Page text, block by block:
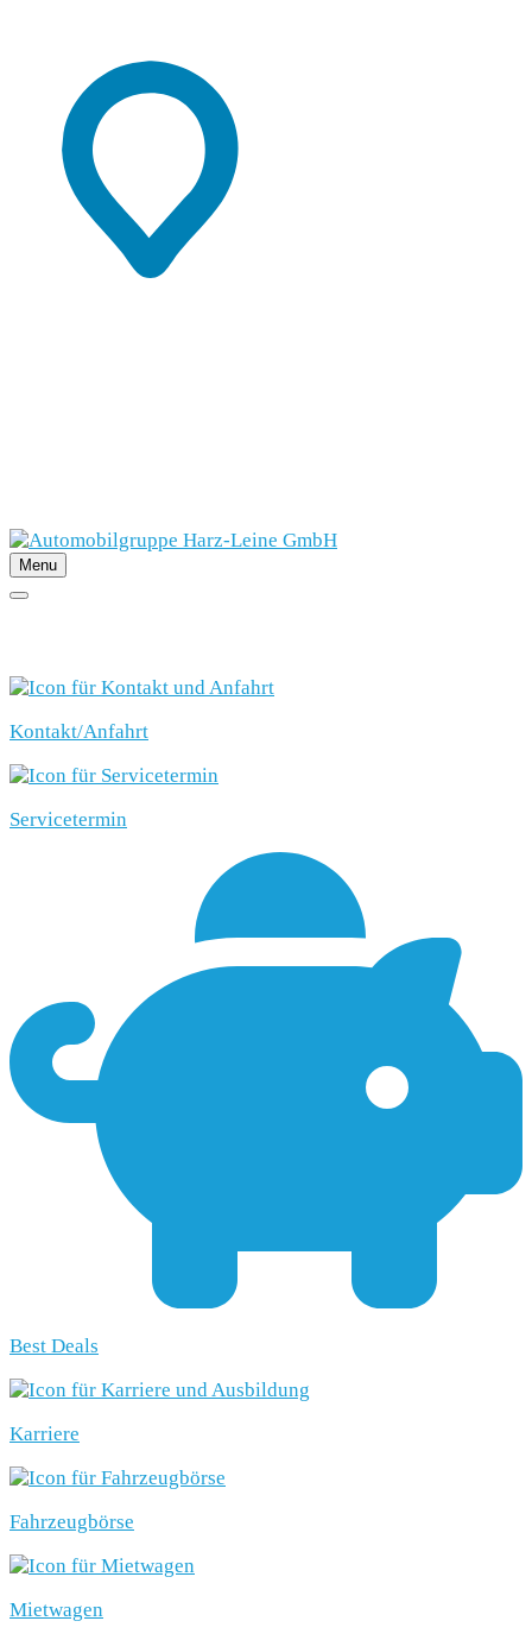
Menu
Kontakt/Anfahrt
Servicetermin
Best Deals
Karriere
Fahrzeugbörse
Mietwagen